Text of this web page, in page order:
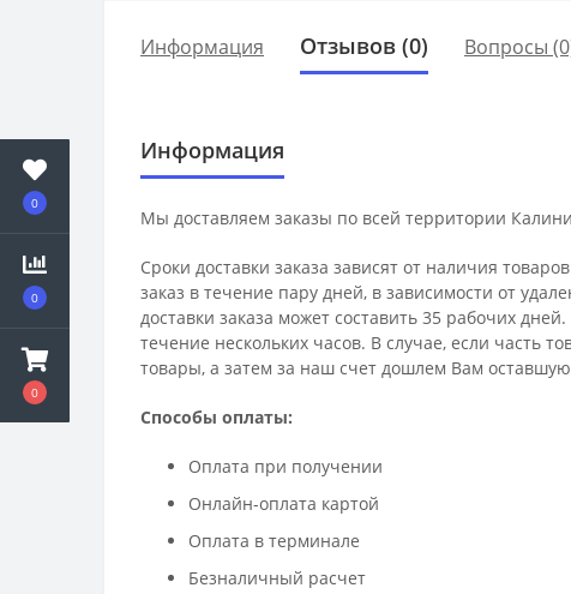
0
0
0
Информация Отзывов (0) Вопросы
Информация
Мы доставляем заказы по всей территории
Сроки доставки заказа зависят от наличия
заказ в течение пару дней, в зависимости от
доставки заказа может составить 35 рабочих
течение нескольких часов. В случае, если часть
товары, а затем за наш счет дошлем Вам
Способы оплаты:
Оплата при получении
Онлайн-оплата картой
Оплата в терминале
Безналичный расчет